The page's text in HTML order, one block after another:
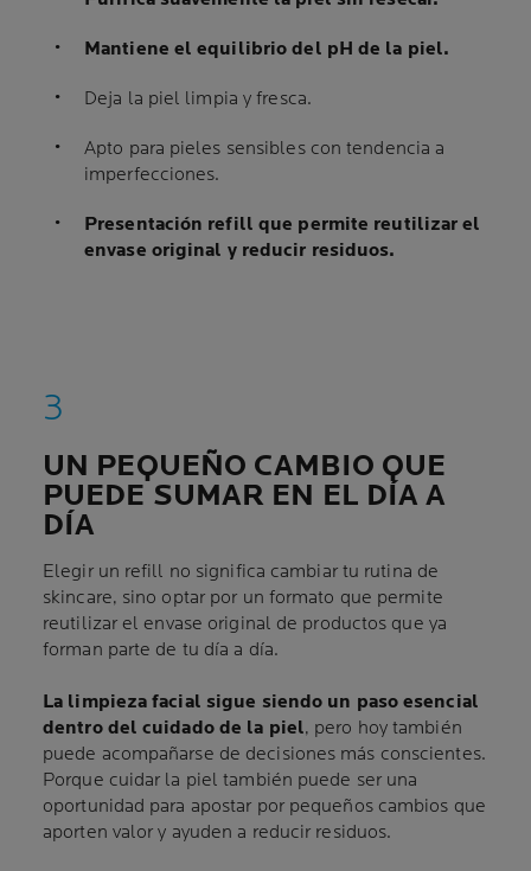
Mantiene el equilibrio del pH de la piel.
Deja la piel limpia y fresca.
Apto para pieles sensibles con tendencia a
imperfecciones.
Presentación refill que permite reutilizar el
envase original y reducir residuos.
UN PEQUEÑO CAMBIO QUE
PUEDE SUMAR EN EL DÍA A
DÍA
Elegir un refill no significa cambiar tu rutina de
skincare, sino optar por un formato que permite
reutilizar el envase original de productos que ya
forman parte de tu día a día.
La limpieza facial sigue siendo un paso esencial
dentro del cuidado de la piel, pero hoy también
puede acompañarse de decisiones más conscientes.
Porque cuidar la piel también puede ser una
oportunidad para apostar por pequeños cambios que
aporten valor y ayuden a reducir residuos.